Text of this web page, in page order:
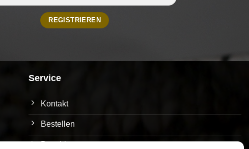
Service
Kontakt
Bestellen
Bezahlen